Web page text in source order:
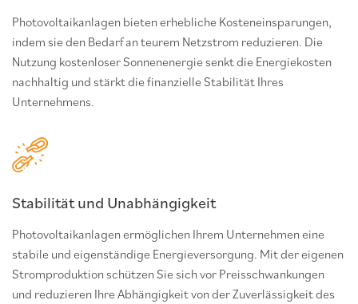
Photovoltaikanlagen bieten erhebliche Kosteneinsparungen,
indem sie den Bedarf an teurem Netzstrom reduzieren. Die
Nutzung kostenloser Sonnenenergie senkt die Energiekosten
nachhaltig und stärkt die finanzielle Stabilität Ihres
Unternehmens.
Stabilität und Unabhängigkeit
Photovoltaikanlagen ermöglichen Ihrem Unternehmen eine
stabile und eigenständige Energieversorgung. Mit der eigenen
Stromproduktion schützen Sie sich vor Preisschwankungen
und reduzieren Ihre Abhängigkeit von der Zuverlässigkeit des